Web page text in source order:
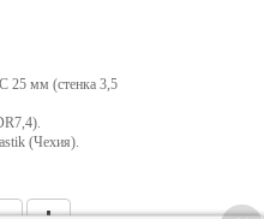
25 мм (стенка 3,5
(Чехия).